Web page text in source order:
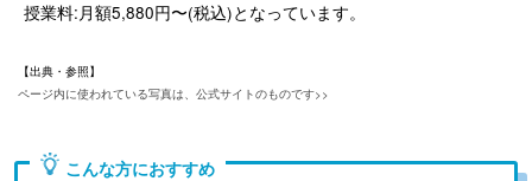
授業料:月額5,880円〜(税込)となっています。
【出典・参照】
ページ内に使われている写真は、公式サイトのものです>>
こんな方におすすめ